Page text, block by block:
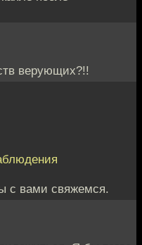
верующих?!!
с вами свяжемся.